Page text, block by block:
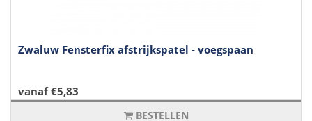
Zwaluw Fensterfix afstrijkspatel - voegspaan
vanaf €5,83
BESTELLEN